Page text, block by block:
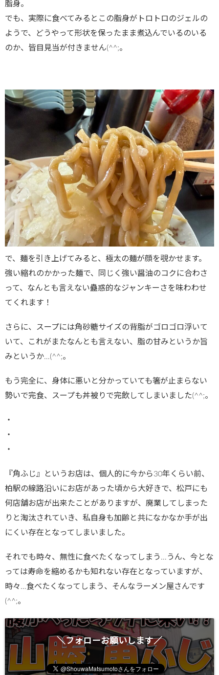
脂身。
でも、実際に食べてみるとこの脂身がトロトロのジェルの
ようで、どうやって形状を保ったまま煮込んでいるのいる
のか、皆目見当が付きません(^^;。
で、麺を引き上げてみると、極太の麺が顔を覗かせます。
強い縮れのかかった麺で、同じく強い醤油のコクに合わさ
って、なんとも言えない蠱惑的なジャンキーさを味わわせ
てくれます！
さらに、スープには角砂糖サイズの背脂がゴロゴロ浮いて
いて、これがまたなんとも言えない、脂の甘みというか旨
みというか…(^^;。
もう完全に、身体に悪いと分かっていても箸が止まらない
勢いで完食、スープも丼被りで完飲してしまいました(^^;。
・
・
・
『角ふじ』というお店は、個人的に今から30年くらい前、
柏駅の線路沿いにお店があった頃から大好きで、松戸にも
何店舗お店が出来たことがありますが、廃業してしまった
りと淘汰されていき、私自身も加齢と共になかなか手が出
にくい存在となってしまいました。
それでも時々、無性に食べたくなってしまう…うん、今とな
っては寿命を縮めるかも知れない存在となっていますが、
時々…食べたくなってしまう、そんなラーメン屋さんです
(^^;。
＼フォローお願いします／